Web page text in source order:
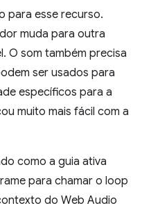
para esse recurso.
muda para outra
O som também precisa
ser usados para
específicos para a
muito mais fácil com a
como a guia ativa
para chamar o loop
do Web Audio